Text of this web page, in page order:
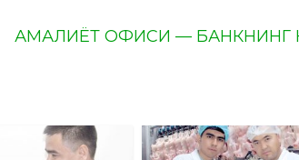
АМАЛИЁТ ОФИСИ — БАНКНИНГ